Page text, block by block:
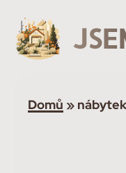
Domů » nábytek